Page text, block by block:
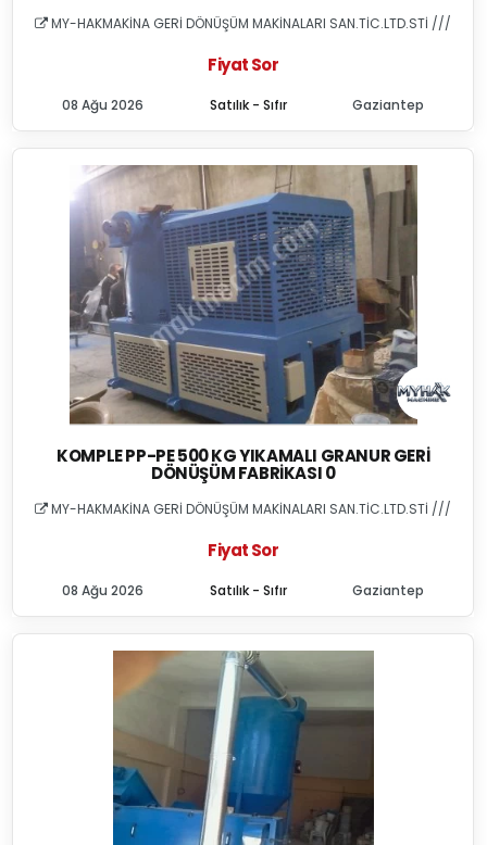
MY-HAKMAKİNA GERİ DÖNÜŞÜM MAKİNALARI SAN.TİC.LTD.STİ ///
Fiyat Sor
Satılık - Sıfır
08 Ağu 2026 Gaziantep
KOMPLE PP-PE 500 KG YIKAMALI GRANUR GERI
DÖNÜŞÜM FABRIKASI 0
MY-HAKMAKİNA GERİ DÖNÜŞÜM MAKİNALARI SAN.TİC.LTD.STİ ///
Fiyat Sor
Satılık - Sıfır
08 Ağu 2026 Gaziantep